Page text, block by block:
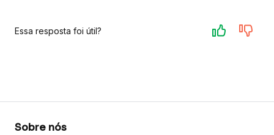
Essa resposta foi útil?
Sobre nós